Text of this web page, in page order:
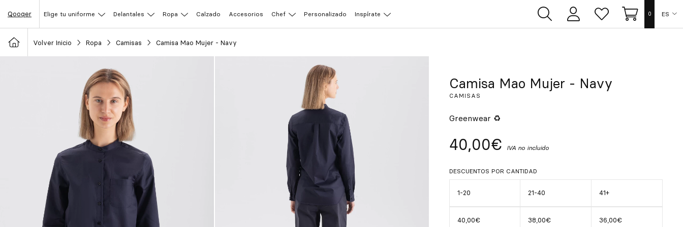
Qooqer Elige tu uniforme Delantales Ropa Calzado Accesorios Chef Personalizado Inspírate
Área
de
Lista
de
Carrito
0 ES
Volver Inicio Ropa Camisas Camisa Mao Mujer - Navy
Camisa Mao Mujer - Navy
CAMISAS
Greenwear ♻
40,00€ IVA no incluido
DESCUENTOS POR CANTIDAD
1-20 21-40 41+
40,00€ 38,00€ 36,00€